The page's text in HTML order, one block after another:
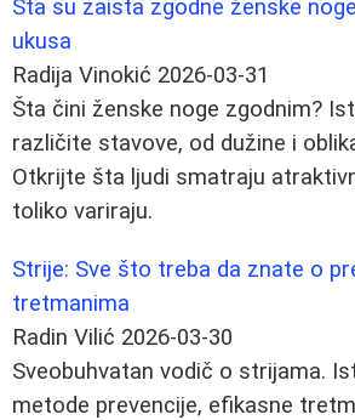
Šta su zaista zgodne ženske
ukusa
Radija Vinokić 2026-03-31
Šta čini ženske noge zgodnim?
različite stavove, od dužine i
Otkrijte šta ljudi smatraju
toliko variraju.
Strije: Sve što treba da znate o
tretmanima
Radin Vilić 2026-03-30
Sveobuhvatan vodič o strijama.
metode prevencije, efikasne